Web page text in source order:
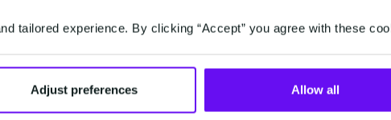
tailored experience. By clicking “Accept” you agree with these
Adjust preferences Allow all
de l'analyse et des prévisions chez